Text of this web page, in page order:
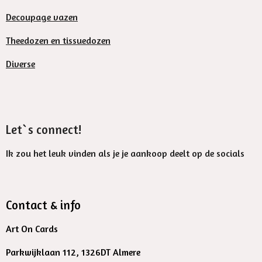
Decoupage vazen
Theedozen en tissuedozen
Diverse
Let`s connect!
Ik zou het leuk vinden als je je aankoop deelt op de socials
Contact & info
Art On Cards
Parkwijklaan 112, 1326DT Almere